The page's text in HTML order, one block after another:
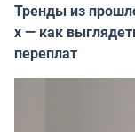
Тренды из
х — как
переплат